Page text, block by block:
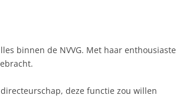
binnen de NVVG. Met haar enthousiaste
deze functie zou willen